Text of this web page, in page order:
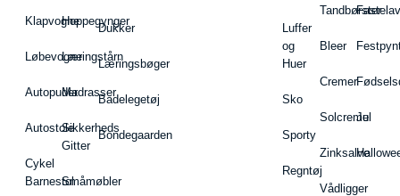
Klapvogne
Løbevogne
Autopuder
Autostole
Cykel
Barnestol
Hoppegynger
Læringstårn
Madrasser
Sikkerheds
Gitter
Småmøbler
Dukker
Læringsbøger
Badelegetøj
Bondegaarden
Luffer
og
Huer
Sko
Sporty
Regntøj
Tandbørster
Bleer
Cremer
Solcreme
Zinksalve
Vådligger
Jul